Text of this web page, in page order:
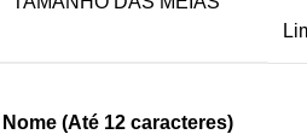
Nome (Até 12 caracteres)